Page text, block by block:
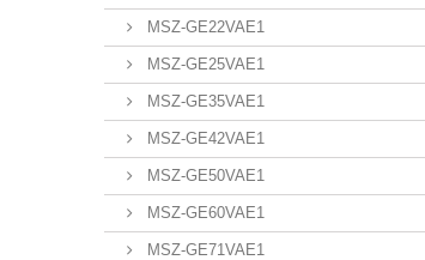
MSZ-GE22VAE1
MSZ-GE25VAE1
MSZ-GE35VAE1
MSZ-GE42VAE1
MSZ-GE50VAE1
MSZ-GE60VAE1
MSZ-GE71VAE1